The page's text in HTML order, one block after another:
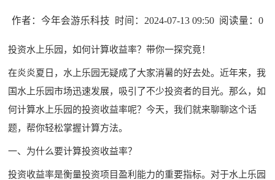
作者：今年会游乐科技 时间：2024-07-13 09:50 阅读量： 0
投资水上乐园，如何计算收益率？带你一探究竟！
在炎炎夏日，水上乐园无疑成了大家消暑的好去处。近年来，我
国水上乐园市场迅速发展，吸引了不少投资者的目光。那么，如
何计算水上乐园的投资收益率呢？今天，我们就来聊聊这个话
题，帮你轻松掌握计算方法。
一、为什么要计算投资收益率？
投资收益率是衡量投资项目盈利能力的重要指标。对于水上乐园